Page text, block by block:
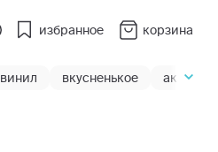
избранное корзина
винил вкусненькое акции